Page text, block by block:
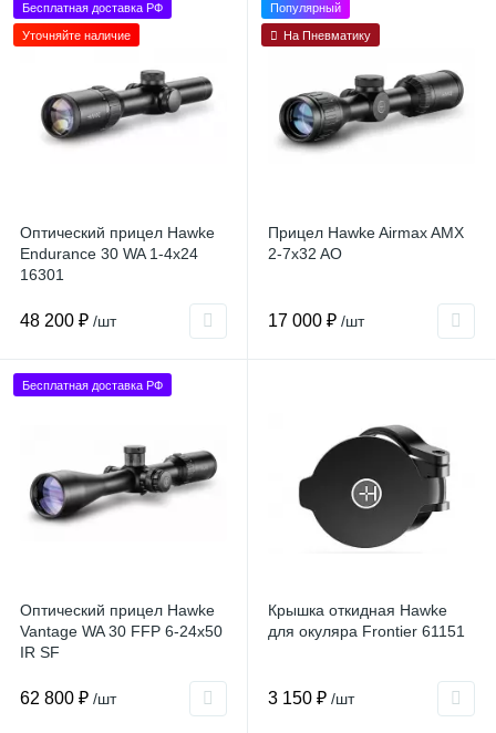
Бесплатная доставка РФ
Уточняйте наличие
Оптический прицел Hawke
Endurance 30 WA 1-4x24
16301
48 200 ₽ /шт
Популярный
На Пневматику
Прицел Hawke Airmax AMX
2-7x32 AO
17 000 ₽ /шт
Бесплатная доставка РФ
Оптический прицел Hawke
Vantage WA 30 FFP 6-24x50
IR SF
62 800 ₽ /шт
Крышка откидная Hawke
для окуляра Frontier 61151
3 150 ₽ /шт